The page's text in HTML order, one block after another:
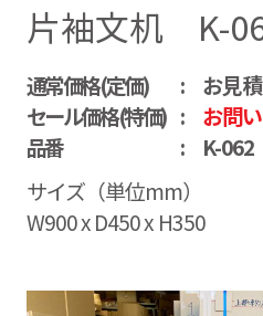
片袖文机 K-
通常価格(定価)
お見
セール価格(特価)
お問
品番
K-062
サイズ（単位mm）
W900 x D450 x H350